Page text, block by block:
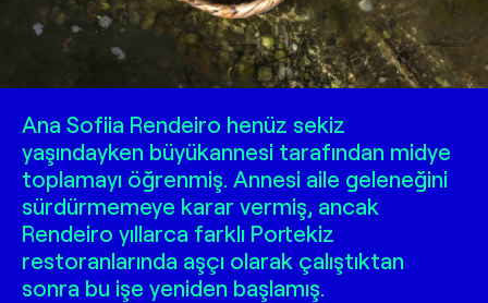
Ana Sofiia Rendeiro henüz sekiz
yaşındayken büyükannesi tarafından midye
toplamayı öğrenmiş. Annesi aile geleneğini
sürdürmemeye karar vermiş, ancak
Rendeiro yıllarca farklı Portekiz
restoranlarında aşçı olarak çalıştıktan
sonra bu işe yeniden başlamış.